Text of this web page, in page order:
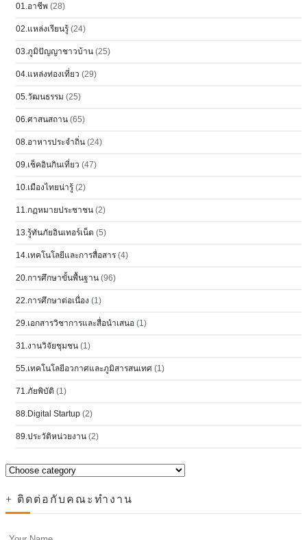
01.อาชีพ (28)
02.แหล่งเรียนรู้ (24)
03.ภูมิปัญญาชาวบ้าน (25)
04.แหล่งท่องเที่ยว (29)
05.วัฒนธรรม (25)
06.ศาสนสถาน (65)
08.อาหารประจำถิ่น (24)
09.เช็คอินกินเที่ยว (47)
10.เมืองไทยน่ารู้ (2)
11.กฏหมายประชาชน (2)
13.รู้ทันภัยอินเทอร์เน็ต (5)
14.เทคโนโลยีและการสื่อสาร (4)
20.การศึกษาขั้นพื้นฐาน (96)
22.การศึกษาต่อเนื่อง (1)
29.เอกสารวิชาการและสื่อนำเสนอ (1)
31.งานวิจัยชุมชน (1)
55.เทคโนโลยีอวกาศและภูมิสารสนเทศ (1)
71.ภัยพิบัติ (1)
88.Digital Startup (2)
89.ประวัติหน่วยงาน (2)
+ ติดต่อกับคณะทำงาน